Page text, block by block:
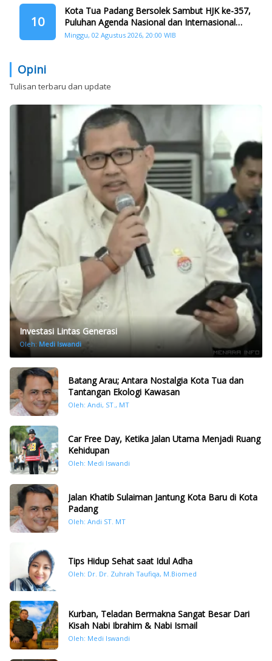
10
Kota Tua Padang Bersolek Sambut HJK ke-357,
Puluhan Agenda Nasional dan Internasional
Siap Digelar
Minggu, 02 Agustus 2026, 20:00 WIB
Opini
Tulisan terbaru dan update
Investasi Lintas Generasi
Oleh: Medi Iswandi
Batang Arau; Antara Nostalgia Kota Tua dan
Tantangan Ekologi Kawasan
Oleh: Andi, ST., MT
Car Free Day, Ketika Jalan Utama Menjadi Ruang
Kehidupan
Oleh: Medi Iswandi
Jalan Khatib Sulaiman Jantung Kota Baru di Kota
Padang
Oleh: Andi ST. MT
Tips Hidup Sehat saat Idul Adha
Oleh: Dr. Dr. Zuhrah Taufiqa, M.Biomed
Kurban, Teladan Bermakna Sangat Besar Dari
Kisah Nabi Ibrahim & Nabi Ismail
Oleh: Medi Iswandi